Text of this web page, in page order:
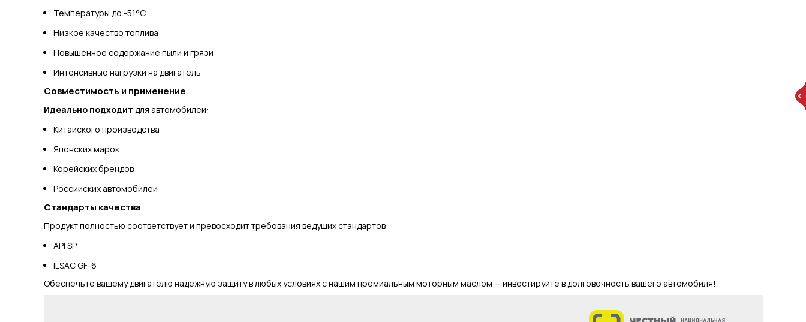
Температуры до -51°C
Низкое качество топлива
Повышенное содержание пыли и грязи
Интенсивные нагрузки на двигатель
Совместимость и применение
Идеально подходит для автомобилей:
Китайского производства
Японских марок
Корейских брендов
Российских автомобилей
Стандарты качества
Продукт полностью соответствует и превосходит требования ведущих стандартов:
API SP
ILSAC GF-6
Обеспечьте вашему двигателю надежную защиту в любых условиях с нашим премиальным моторным маслом — инвестируйте в долговечность вашего автомобиля!